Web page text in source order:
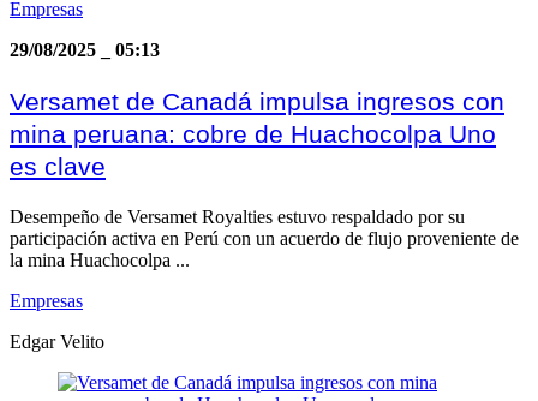
Empresas
29/08/2025
05:13
Versamet de Canadá impulsa ingresos con
mina peruana: cobre de Huachocolpa Uno
es clave
Desempeño de Versamet Royalties estuvo respaldado por su
participación activa en Perú con un acuerdo de flujo proveniente de
la mina Huachocolpa ...
Empresas
Edgar Velito